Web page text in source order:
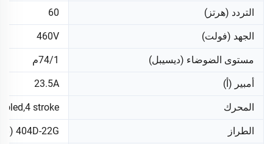
التردد (هرتز) 60
الجهد (فولت) 460V
مستوى الضوضاء (ديسيبل) 74/1م
أمبير (أ) 23.5A
المحرك stroke
الطراز 404D-22G (بيركنز)